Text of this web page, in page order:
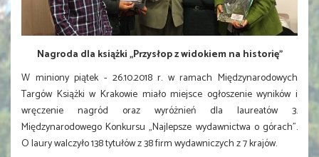
Nagroda dla książki „Przysłop z widokiem na historię”
W miniony piątek - 26.10.2018 r. w ramach Międzynarodowych
Targów Książki w Krakowie miało miejsce ogłoszenie wyników i
wręczenie nagród oraz wyróżnień dla laureatów 3.
Międzynarodowego Konkursu „Najlepsze wydawnictwa o górach”.
O laury walczyło 138 tytułów z 38 firm wydawniczych z 7 krajów.